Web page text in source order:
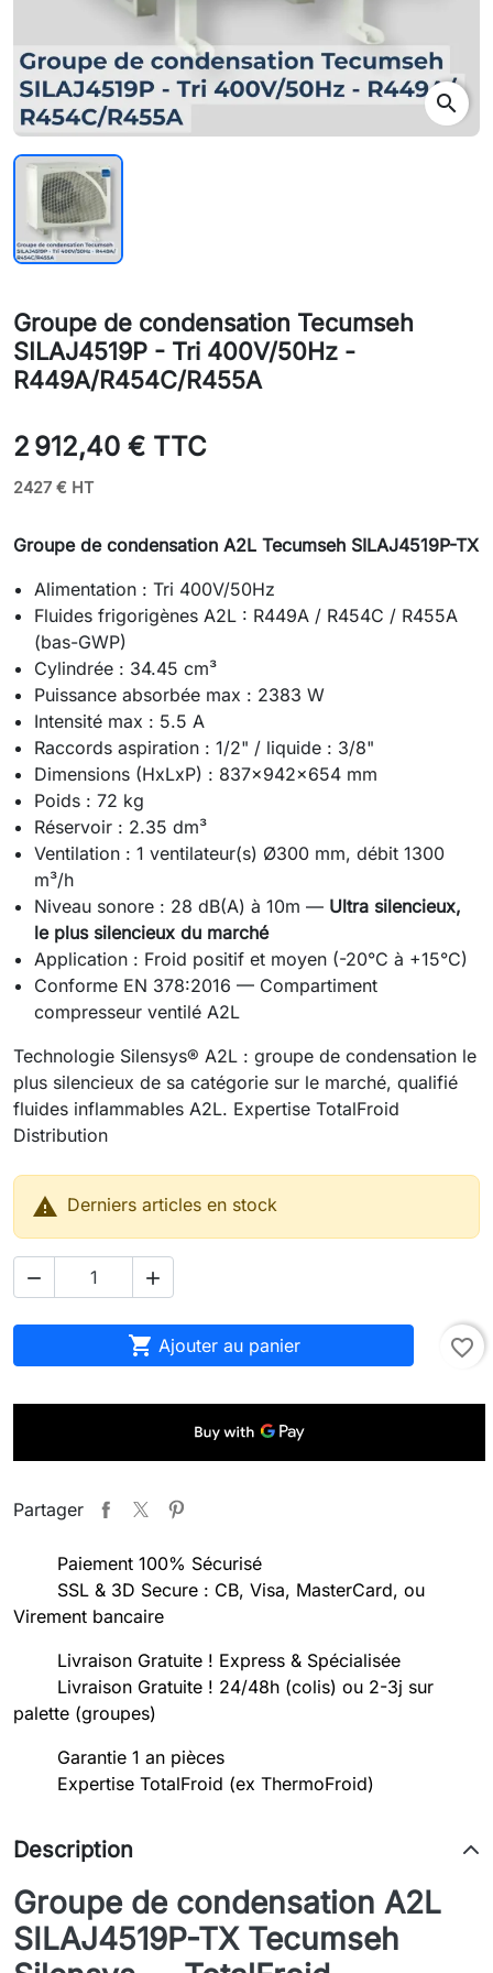
search
Groupe de condensation Tecumseh
SILAJ4519P - Tri 400V/50Hz -
R449A/R454C/R455A
2 912,40 € TTC
2427 € HT
Groupe de condensation A2L Tecumseh SILAJ4519P-TX
Alimentation : Tri 400V/50Hz
Fluides frigorigènes A2L : R449A / R454C / R455A
(bas-GWP)
Cylindrée : 34.45 cm³
Puissance absorbée max : 2383 W
Intensité max : 5.5 A
Raccords aspiration : 1/2" / liquide : 3/8"
Dimensions (HxLxP) : 837x942x654 mm
Poids : 72 kg
Réservoir : 2.35 dm³
Ventilation : 1 ventilateur(s) Ø300 mm, débit 1300
m³/h
Niveau sonore : 28 dB(A) à 10m — Ultra silencieux,
le plus silencieux du marché
Application : Froid positif et moyen (-20°C à +15°C)
Conforme EN 378:2016 — Compartiment
compresseur ventilé A2L
Technologie Silensys® A2L : groupe de condensation le
plus silencieux de sa catégorie sur le marché, qualifié
fluides inflammables A2L. Expertise TotalFroid
Distribution
 Derniers articles en stock
 
 Ajouter au panier favorite_border
Partager
Paiement 100% Sécurisé
SSL & 3D Secure : CB, Visa, MasterCard, ou
Virement bancaire
Livraison Gratuite ! Express & Spécialisée
Livraison Gratuite ! 24/48h (colis) ou 2-3j sur
palette (groupes)
Garantie 1 an pièces
Expertise TotalFroid (ex ThermoFroid)
Description
Groupe de condensation A2L
SILAJ4519P-TX Tecumseh